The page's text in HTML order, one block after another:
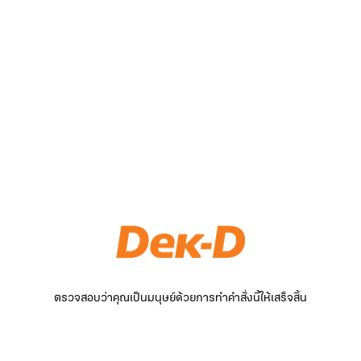
ตรวจสอบว่าคุณเป็นมนุษย์ด้วยการทำคำสั่งนี้ให้เสร็จสิ้น